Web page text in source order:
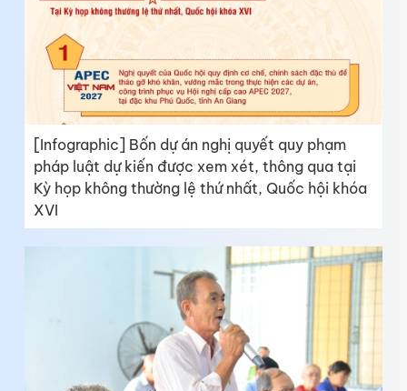
[Infographic] Bốn dự án nghị quyết quy phạm
pháp luật dự kiến được xem xét, thông qua tại
Kỳ họp không thường lệ thứ nhất, Quốc hội khóa
XVI